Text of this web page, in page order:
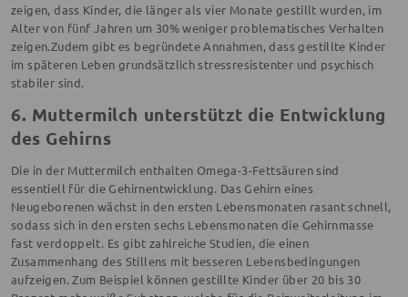
zeigen, dass Kinder, die länger als vier Monate gestillt wurden, im
Alter von fünf Jahren um 30% weniger problematisches Verhalten
zeigen.Zudem gibt es begründete Annahmen, dass gestillte Kinder
im späteren Leben grundsätzlich stressresistenter und psychisch
stabiler sind.
6. Muttermilch unterstützt die Entwicklung
des Gehirns
Die in der Muttermilch enthalten Omega-3-Fettsäuren sind
essentiell für die Gehirnentwicklung. Das Gehirn eines
Neugeborenen wächst in den ersten Lebensmonaten rasant schnell,
sodass sich in den ersten sechs Lebensmonaten die Gehirnmasse
fast verdoppelt. Es gibt zahlreiche Studien, die einen
Zusammenhang des Stillens mit besseren Lebensbedingungen
aufzeigen. Zum Beispiel können gestillte Kinder über 20 bis 30